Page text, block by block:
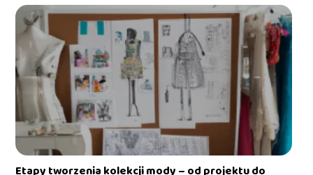
Etapy tworzenia kolekcji mody – od projektu do